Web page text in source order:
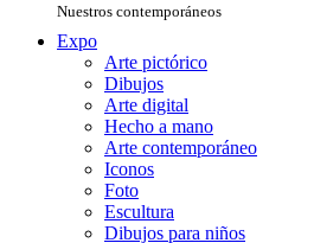
Nuestros contemporáneos
Expo
Arte pictórico
Dibujos
Arte digital
Hecho a mano
Arte contemporáneo
Iconos
Foto
Escultura
Dibujos para niños